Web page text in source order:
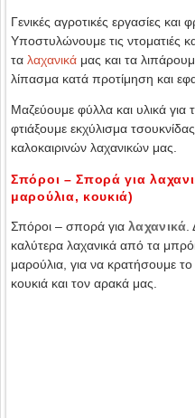
Γενικές αγροτικές εργασίες και
Υποστυλώνουμε τις ντοματιές
τα λαχανικά μας και τα
λίπασμα κατά προτίμηση και
Μαζεύουμε φύλλα και υλικά
φτιάξουμε εκχύλισμα
καλοκαιρινών λαχανικών μας.
Σπόροι – Σπορά για
μαρούλια, κουκιά)
Σπόροι – σπορά για λαχανικά
καλύτερα λαχανικά από τα
μαρούλια, για να κρατήσουμε
κουκιά και τον αρακά μας.